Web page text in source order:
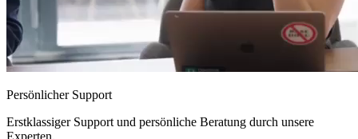
Persönlicher Support
Erstklassiger Support und persönliche Beratung durch unsere
Experten.